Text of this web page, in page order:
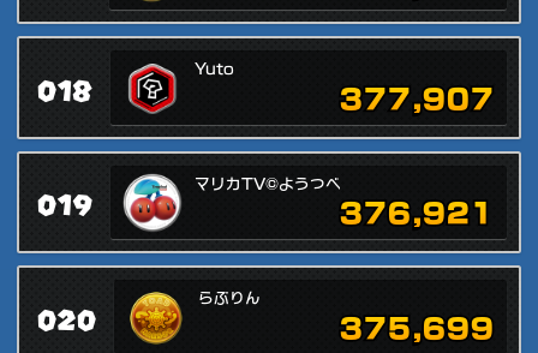
018
Yuto
377,907
019
マリカTV©ようつべ
376,921
020
らぶりん
375,699